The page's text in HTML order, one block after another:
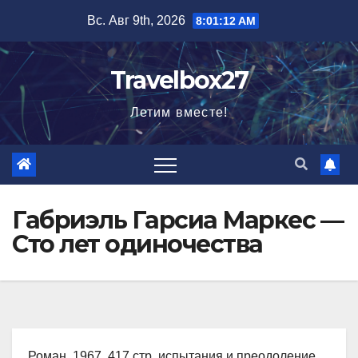
содержимому
Вс. Авг 9th, 2026 8:01:13 AM
Travelbox27
Летим вместе!
Габриэль Гарсиа Маркес —
Сто лет одиночества